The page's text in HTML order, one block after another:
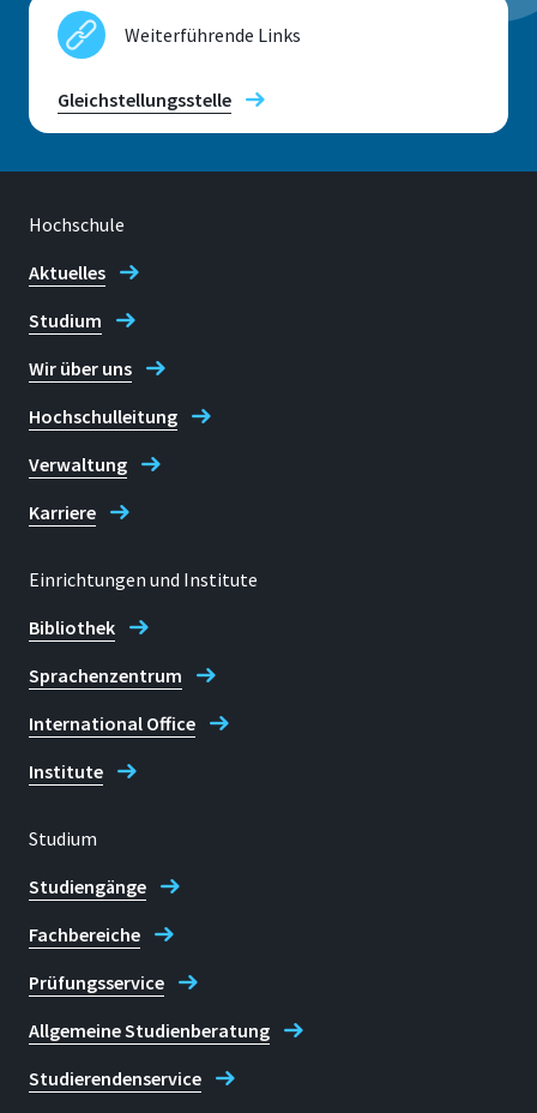
Rheinbach
Raum
G 004
Von-Liebig-Str. 20
+49 2241 865 488
Christina Wolff
Weiterführende Links
Gleichstellungsstelle
Hochschule
Aktuelles
Studium
Wir über uns
Hochschulleitung
Verwaltung
Karriere
Einrichtungen und Institute
Bibliothek
Sprachenzentrum
International Office
Institute
Studium
Studiengänge
Fachbereiche
Prüfungsservice
Allgemeine Studienberatung
Studierendenservice